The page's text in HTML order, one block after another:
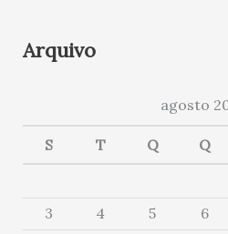
Arquivo
agosto
S T Q Q
3
4 5 6